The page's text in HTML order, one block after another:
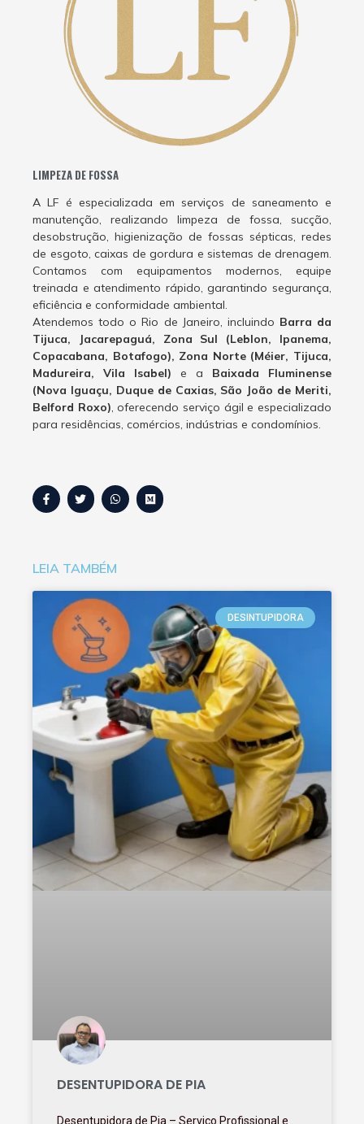
LIMPEZA DE FOSSA
A LF é especializada em serviços de saneamento e
manutenção, realizando limpeza de fossa, sucção,
desobstrução, higienização de fossas sépticas, redes
de esgoto, caixas de gordura e sistemas de drenagem.
Contamos com equipamentos modernos, equipe
treinada e atendimento rápido, garantindo segurança,
eficiência e conformidade ambiental.
Atendemos todo o Rio de Janeiro, incluindo Barra da
Tijuca, Jacarepaguá, Zona Sul (Leblon, Ipanema,
Copacabana, Botafogo), Zona Norte (Méier, Tijuca,
Madureira, Vila Isabel) e a Baixada Fluminense
(Nova Iguaçu, Duque de Caxias, São João de Meriti,
Belford Roxo), oferecendo serviço ágil e especializado
para residências, comércios, indústrias e condomínios.
LEIA TAMBÉM
DESINTUPIDORA
DESENTUPIDORA DE PIA
Desentupidora de Pia – Serviço Profissional e